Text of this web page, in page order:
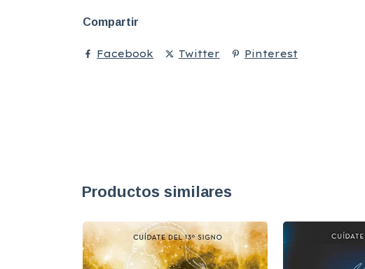
Compartir
Facebook Twitter Pinterest
Productos similares